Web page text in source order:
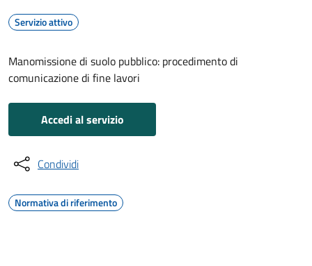
Servizio attivo
Manomissione di suolo pubblico: procedimento di
comunicazione di fine lavori
Accedi al servizio
Condividi
Normativa di riferimento